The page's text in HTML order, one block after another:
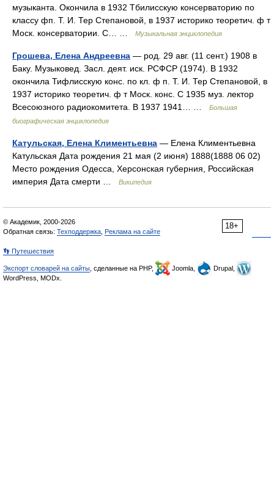
музыканта. Окончила в 1932 Тбилисскую консерваторию по
классу фп. Т. И. Тер Степановой, в 1937 историко теоретич. ф т
Моск. консерватории. С… …
Музыкальная энциклопедия
Грошева, Елена Андреевна — род. 29 авг. (11 сент.) 1908 в
Баку. Музыковед. Засл. деят. иск. РСФСР (1974). В 1932
окончила Тифлисскую конс. по кл. ф п. Т. И. Тер Степановой, в
1937 историко теоретич. ф т Моск. конс. С 1935 муз. лектор
Всесоюзного радиокомитета. В 1937 1941… …
Большая
биографическая энциклопедия
Катульская, Елена Климентьевна — Елена Климентьевна
Катульская Дата рождения 21 мая (2 июня) 1888(1888 06 02)
Место рождения Одесса, Херсонская губерния, Российская
империя Дата смерти …
Википедия
18+
© Академик, 2000-2026
Обратная связь: Техподдержка Реклама на сайте
👣 Путешествия
Экспорт словарей на сайты , сделанные на PHP, Joomla,
Drupal,
WordPress, MODx.